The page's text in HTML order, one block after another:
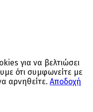
για να βελτιώσει
ότι συμφωνείτε με
αρνηθείτε. Αποδοχή